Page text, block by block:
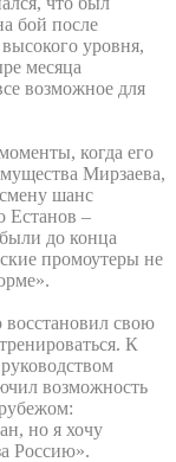
бой после
уровня,
месяца
возможное для
когда его
Мирзаева,
шанс
Естанов –
до конца
промоутеры не
свою
К
возможность
но я хочу
Россию».